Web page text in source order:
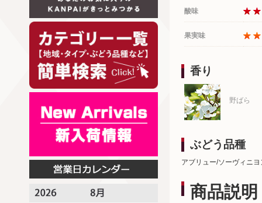
酸味
果実味
香り
野ばら
ぶどう品種
アブリュー/ソーヴィニ
商品説明